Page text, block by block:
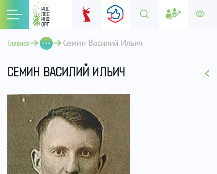
Главная Семин Василий Ильич
СЕМИН ВАСИЛИЙ ИЛЬИЧ